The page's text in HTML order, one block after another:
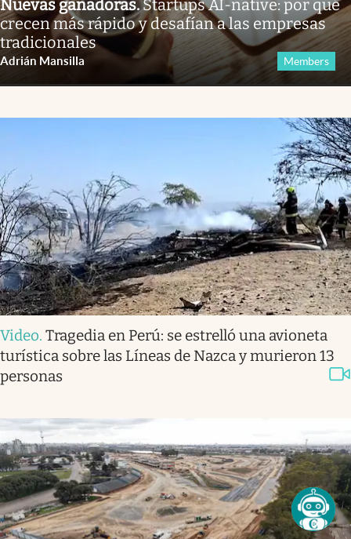
Nuevas ganadoras.Startups AI-native: por qué
crecen más rápido y desafían a las empresas
tradicionales
Adrián Mansilla Members
Video. Tragedia en Perú: se estrelló una avioneta
turística sobre las Líneas de Nazca y murieron 13
personas